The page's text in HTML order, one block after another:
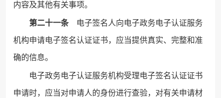
内容及其他有关事项。
第二十一条电子签名人向电子政务电子认证服务
机构申请电子签名认证证书，应当提供真实、完整和准
确的信息。
电子政务电子认证服务机构受理电子签名认证证书
申请时，应当对申请人的身份进行查验，对有关申请材